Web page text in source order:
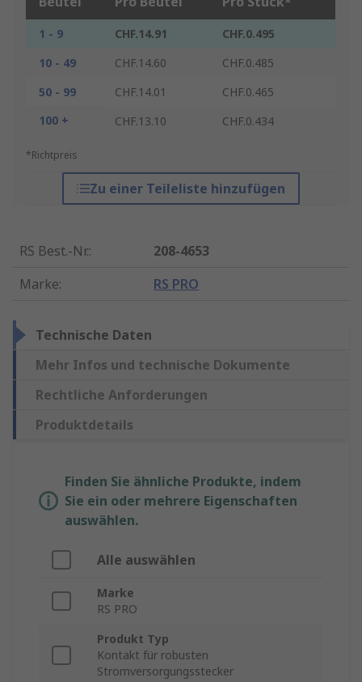
1 - 9 CHF.14.91
CHF.0.495
10 - 49
CHF.14.60
CHF.0.485
50 - 99
CHF.14.01
CHF.0.465
100 +
CHF.13.10 CHF.0.434
*Richtpreis
Zu einer Teileliste hinzufügen
RS Best.-Nr.:
208-4653
Marke: RS PRO
Technische Daten
Mehr Infos und technische Dokumente
Rechtliche Anforderungen
Produktdetails
Finden Sie ähnliche Produkte, indem
Sie ein oder mehrere Eigenschaften
auswählen.
Alle auswählen
Marke
RS PRO
Produkt Typ
Kontakt für robusten
Stromversorgungsstecker